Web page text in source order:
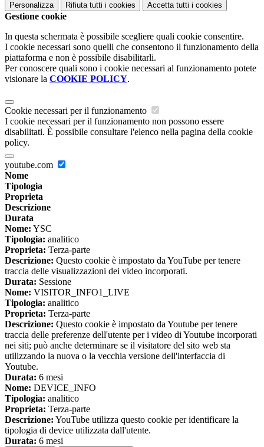
Personalizza Rifiuta tutti i cookies Accetta tutti i cookies
Gestione cookie
In questa schermata è possibile scegliere quali cookie consentire.
I cookie necessari sono quelli che consentono il funzionamento della
piattaforma e non è possibile disabilitarli.
Per conoscere quali sono i cookie necessari al funzionamento potete
visionare la COOKIE POLICY.
Cookie necessari per il funzionamento
I cookie necessari per il funzionamento non possono essere
disabilitati. È possibile consultare l'elenco nella pagina della cookie
policy.
youtube.com
Nome
Tipologia
Proprieta
Descrizione
Durata
Nome: YSC
Tipologia: analitico
Proprieta: Terza-parte
Descrizione: Questo cookie è impostato da YouTube per tenere
traccia delle visualizzazioni dei video incorporati.
Durata: Sessione
Nome: VISITOR_INFO1_LIVE
Tipologia: analitico
Proprieta: Terza-parte
Descrizione: Questo cookie è impostato da Youtube per tenere
traccia delle preferenze dell'utente per i video di Youtube incorporati
nei siti; può anche determinare se il visitatore del sito web sta
utilizzando la nuova o la vecchia versione dell'interfaccia di
Youtube.
Durata: 6 mesi
Nome: DEVICE_INFO
Tipologia: analitico
Proprieta: Terza-parte
Descrizione: YouTube utilizza questo cookie per identificare la
tipologia di device utilizzata dall'utente.
Durata: 6 mesi